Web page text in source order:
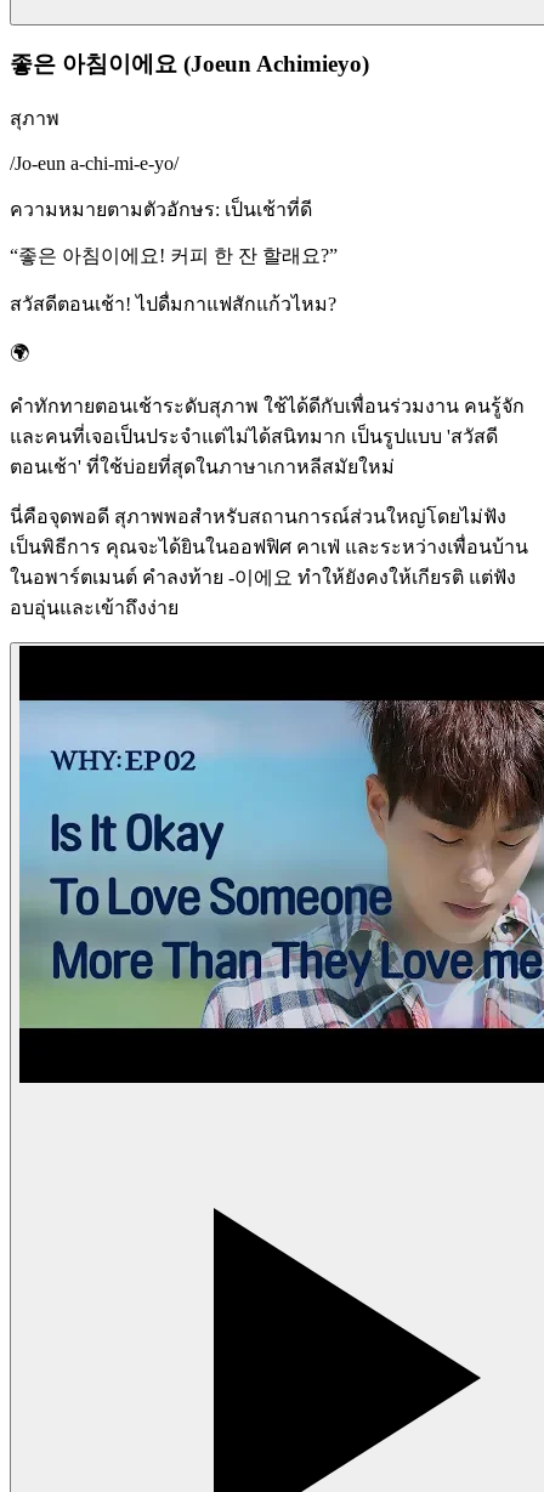
좋은 아침이에요 (Joeun Achimieyo)
สุภาพ
/Jo-eun a-chi-mi-e-yo/
ความหมายตามตัวอักษร: เป็นเช้าที่ดี
“좋은 아침이에요! 커피 한 잔 할래요?”
สวัสดีตอนเช้า! ไปดื่มกาแฟสักแก้วไหม?
🌍
คำทักทายตอนเช้าระดับสุภาพ ใช้ได้ดีกับเพื่อนร่วมงาน คนรู้จัก
และคนที่เจอเป็นประจำแต่ไม่ได้สนิทมาก เป็นรูปแบบ 'สวัสดี
ตอนเช้า' ที่ใช้บ่อยที่สุดในภาษาเกาหลีสมัยใหม่
นี่คือจุดพอดี สุภาพพอสำหรับสถานการณ์ส่วนใหญ่โดยไม่ฟัง
เป็นพิธีการ คุณจะได้ยินในออฟฟิศ คาเฟ่ และระหว่างเพื่อนบ้าน
ในอพาร์ตเมนต์ คำลงท้าย -이에요 ทำให้ยังคงให้เกียรติ แต่ฟัง
อบอุ่นและเข้าถึงง่าย